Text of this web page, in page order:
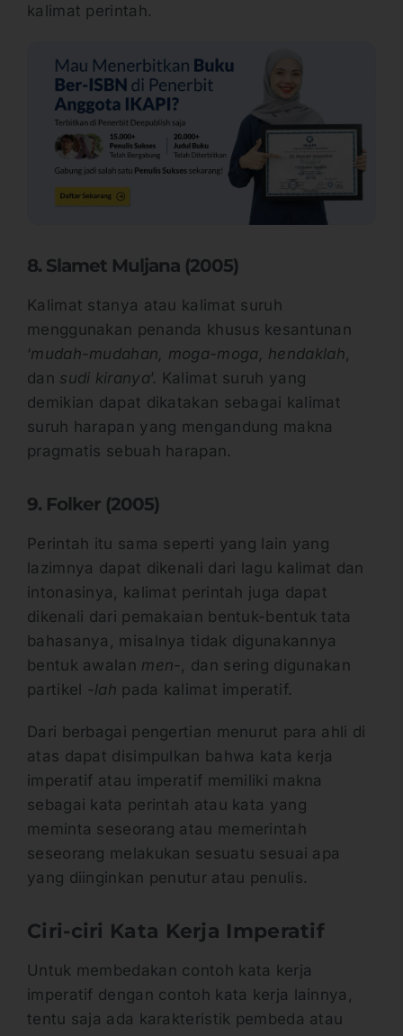
kalimat perintah.
8. Slamet Muljana (2005)
Kalimat stanya atau kalimat suruh
menggunakan penanda khusus kesantunan
‘mudah-mudahan, moga-moga, hendaklah,
dan sudi kiranya’. Kalimat suruh yang
demikian dapat dikatakan sebagai kalimat
suruh harapan yang mengandung makna
pragmatis sebuah harapan.
9. Folker (2005)
Perintah itu sama seperti yang lain yang
lazimnya dapat dikenali dari lagu kalimat dan
intonasinya, kalimat perintah juga dapat
dikenali dari pemakaian bentuk-bentuk tata
bahasanya, misalnya tidak digunakannya
bentuk awalan men-, dan sering digunakan
partikel
-lah pada kalimat imperatif.
Dari berbagai pengertian menurut para ahli di
atas dapat disimpulkan bahwa kata kerja
imperatif atau imperatif memiliki makna
sebagai kata perintah atau kata yang
meminta seseorang atau memerintah
seseorang melakukan sesuatu sesuai apa
yang diinginkan penutur atau penulis.
Ciri-ciri Kata Kerja Imperatif
Untuk membedakan contoh kata kerja
imperatif dengan contoh kata kerja lainnya,
tentu saja ada karakteristik pembeda atau